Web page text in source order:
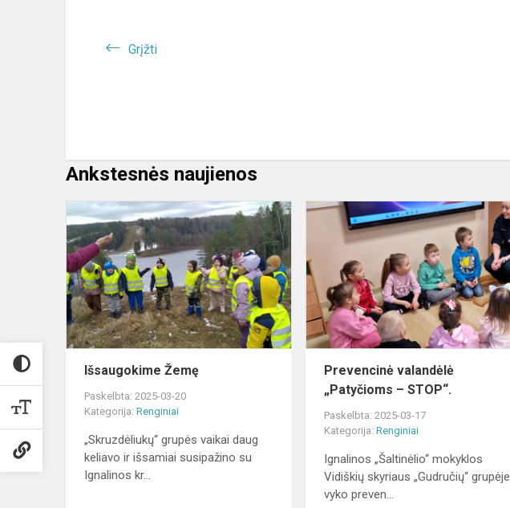
Grįžti
Ankstesnės naujienos
Išsaugokime
Išsaugokime Žemę
Paskelbta: 2025-03-20
Kategorija: Renginiai
„Skruzdėliukų“ grupės vaikai daug
keliavo ir išsamiai susipažino su
Ignalinos kr...
Prevencinė valandėlė
„Patyčioms – STOP“.
Paskelbta: 2025-03-17
Kategorija:Renginiai
Ignalinos „Šaltinėlio“ mokyklos
Vidiškių skyriaus „Gudručių“ grupėje
vyko preven...